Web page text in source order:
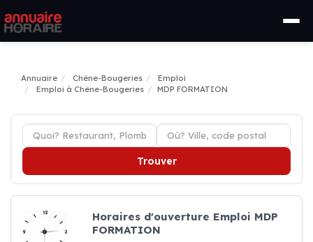
Annuaire Chêne-Bougeries
Emploi
Emploi à Chêne-Bougeries
MDP FORMATION
Trouver
Horaires d'ouverture Emploi MDP
FORMATION